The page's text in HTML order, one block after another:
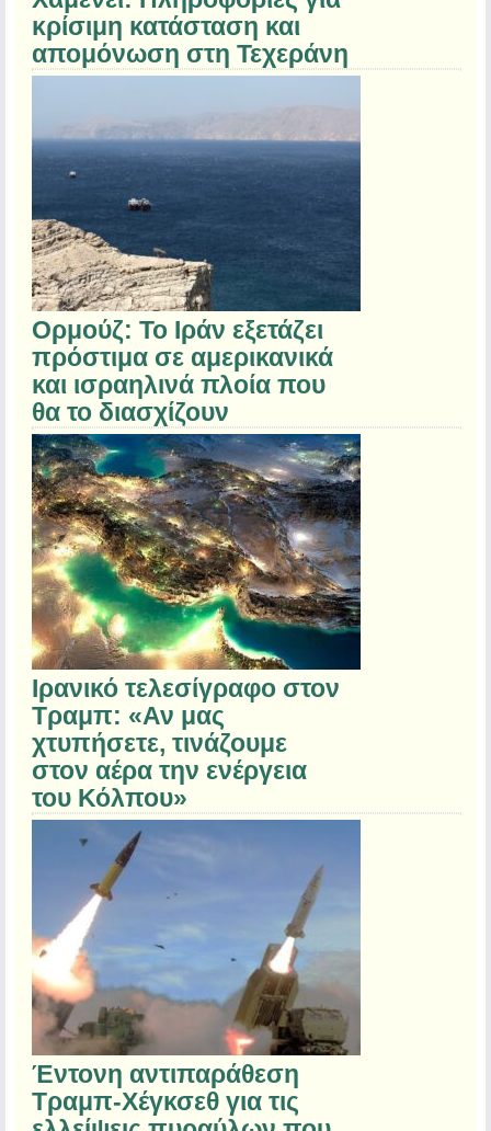
κρίσιμη κατάσταση και
απομόνωση στη Τεχεράνη
Ορμούζ: Το Ιράν εξετάζει
πρόστιμα σε αμερικανικά
και ισραηλινά πλοία που
θα το διασχίζουν
Ιρανικό τελεσίγραφο στον
Τραμπ: «Αν μας
χτυπήσετε, τινάζουμε
στον αέρα την ενέργεια
του Κόλπου»
Έντονη αντιπαράθεση
Τραμπ-Χέγκσεθ για τις